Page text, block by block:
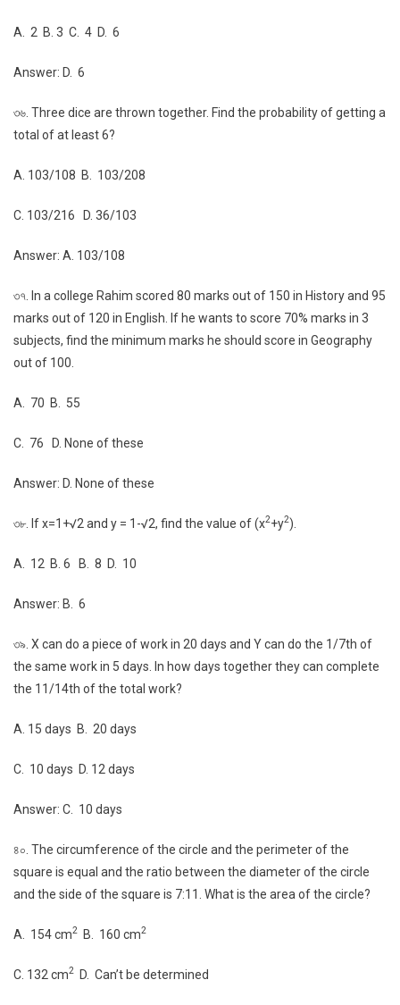
A. 2 B. 3 C. 4 D. 6
Answer: D. 6
৩৬. Three dice are thrown together. Find the probability of getting a
total of at least 6?
A. 103/108 B. 103/208
C. 103/216 D. 36/103
Answer: A. 103/108
৩৭. In a college Rahim scored 80 marks out of 150 in History and 95
marks out of 120 in English. If he wants to score 70% marks in 3
subjects, find the minimum marks he should score in Geography
out of 100.
A. 70 B. 55
C. 76 D. None of these
Answer: D. None of these
৩৮. If x=1+√2 and y = 1-√2, find the value of (x2+y2).
A. 12 B. 6 B. 8 D. 10
Answer: B. 6
৩৯. X can do a piece of work in 20 days and Y can do the 1/7th of
the same work in 5 days. In how days together they can complete
the 11/14th of the total work?
A. 15 days B. 20 days
C. 10 days D. 12 days
Answer: C. 10 days
৪০. The circumference of the circle and the perimeter of the
square is equal and the ratio between the diameter of the circle
and the side of the square is 7:11. What is the area of the circle?
A. 154 cm2 B. 160 cm2
C. 132 cm2 D. Can’t be determined